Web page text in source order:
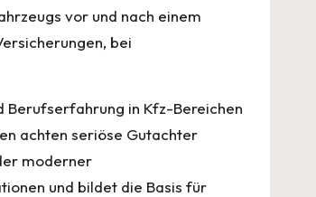
vor und nach einem
bei
Berufserfahrung in Kfz-Bereichen
achten seriöse Gutachter
moderner
und bildet die Basis für